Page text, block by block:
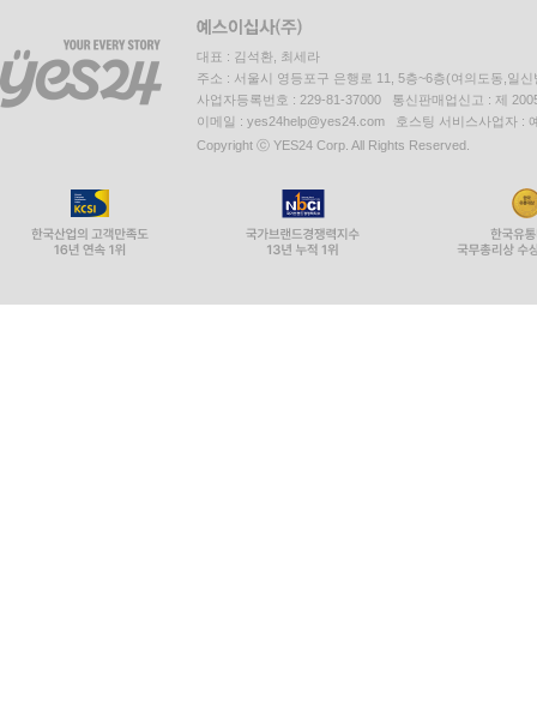
대표 : 김석환, 최세라
주소 : 서울시 영등포구 은행로 11, 5층~6층(여의도동,일신
사업자등록번호 : 229-81-37000 통신판매업신고 : 제
이메일 : yes24help@yes24.com 호스팅 서비스사업자 :
Copyright ⓒ YES24 Corp. All Rights Reserved.